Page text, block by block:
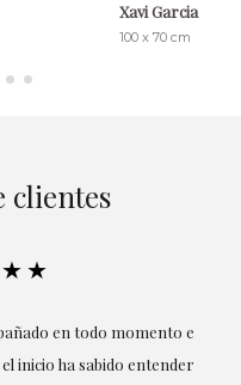
Xavi Garcia
100 x 70 cm
clientes
en todo momento en
inicio ha sabido entender